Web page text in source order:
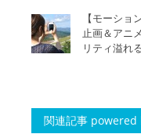
【モーショ
止画＆アニ
リティ溢れ
関連記事 powered